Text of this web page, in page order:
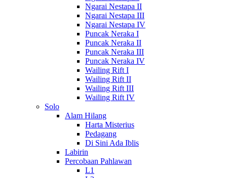
Ngarai Nestapa II
Ngarai Nestapa III
Ngarai Nestapa IV
Puncak Neraka I
Puncak Neraka II
Puncak Neraka III
Puncak Neraka IV
Wailing Rift I
Wailing Rift II
Wailing Rift III
Wailing Rift IV
Solo
Alam Hilang
Harta Misterius
Pedagang
Di Sini Ada Iblis
Labirin
Percobaan Pahlawan
L1